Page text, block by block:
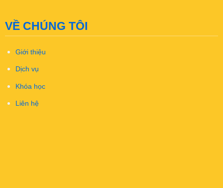
VỀ CHÚNG TÔI
Giới thiệu
Dịch vụ
Khóa học
Liên hệ